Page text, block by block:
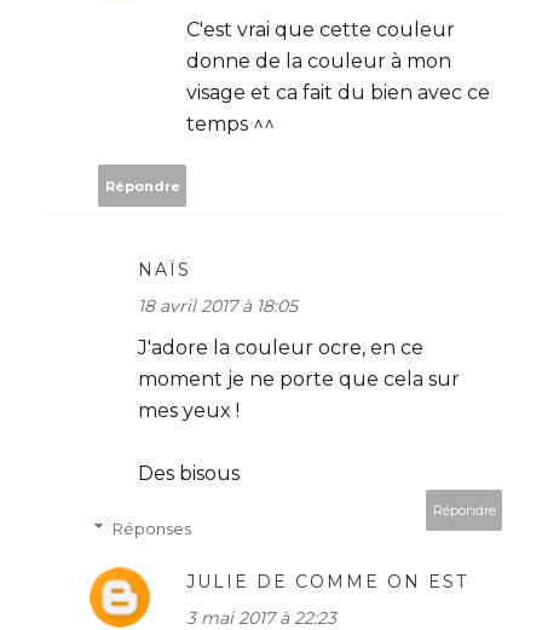
C'est vrai que cette couleur
donne de la couleur à mon
visage et ca fait du bien avec ce
temps ^^
Répondre
NAÏS
18 avril 2017 à 18:05
J'adore la couleur ocre, en ce
moment je ne porte que cela sur
mes yeux !
Des bisous
Répondre
Réponses
JULIE DE COMME ON EST
3 mai 2017 à 22:23